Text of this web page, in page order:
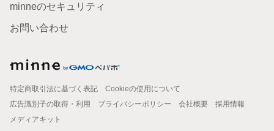
minneのセキュリティ
お問い合わせ
特定商取引法に基づく表記
Cookieの使用について
広告識別子の取得・利用
プライバシーポリシー 会社概要
採用情報
メディアキット